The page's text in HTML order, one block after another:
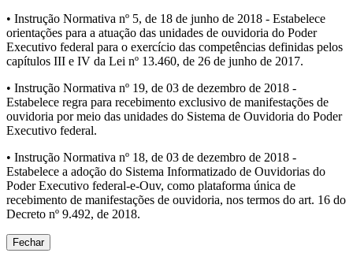
• Instrução Normativa nº 5, de 18 de junho de 2018 - Estabelece
orientações para a atuação das unidades de ouvidoria do Poder
Executivo federal para o exercício das competências definidas pelos
capítulos III e IV da Lei nº 13.460, de 26 de junho de 2017.
• Instrução Normativa nº 19, de 03 de dezembro de 2018 -
Estabelece regra para recebimento exclusivo de manifestações de
ouvidoria por meio das unidades do Sistema de Ouvidoria do Poder
Executivo federal.
• Instrução Normativa nº 18, de 03 de dezembro de 2018 -
Estabelece a adoção do Sistema Informatizado de Ouvidorias do
Poder Executivo federal-e-Ouv, como plataforma única de
recebimento de manifestações de ouvidoria, nos termos do art. 16 do
Decreto nº 9.492, de 2018.
Fechar